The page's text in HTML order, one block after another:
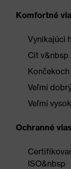
Komfortné
Vynikajúci
Cit v&nbsp
Veľmi
Veľmi
Ochranné
ISO&nbsp